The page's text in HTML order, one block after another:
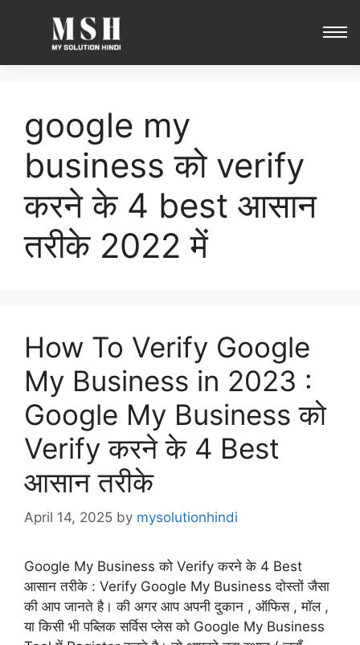
google my
business को verify
करने के 4 best आसान
तरीके 2022 में
How To Verify Google
My Business in 2023 :
Google My Business को
Verify करने के 4 Best
आसान तरीके
April 14, 2025 by mysolutionhindi
Google My Business को Verify करने के 4 Best
आसान तरीके : Verify Google My Business दोस्तों जैसा
की आप जानते है। की अगर आप अपनी दुकान , ऑफिस , मॉल ,
या किसी भी पब्लिक सर्विस प्लेस को Google My Business